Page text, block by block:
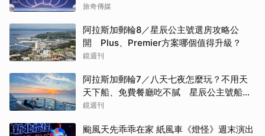
夜
旅奇傳媒
阿拉斯加郵輪8／星辰公主號選房攻略公
開 Plus、Premier方案哪個值得升級？
鏡週刊
阿拉斯加郵輪7／八天七夜怎麼玩？不用天
天下船、免費餐廳吃不膩 星辰公主號船上
一日生活公開
鏡週刊
颱風天先乖乖在家 紙風車《燈怪》週末演出